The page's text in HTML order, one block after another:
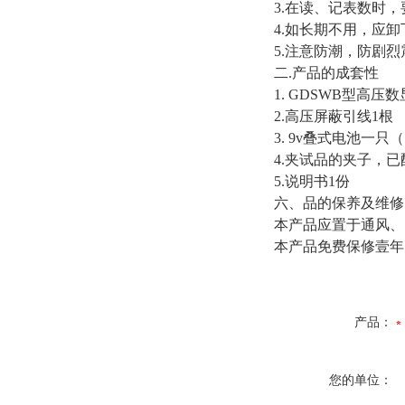
3.在读、记表数时
4.如长期不用，应卸
5.注意防潮，防剧烈
二.产品的成套性
1. GDSWB型高压
2.高压屏蔽引线1根
3. 9v叠式电池一只
4.夹试品的夹子，
5.说明书1份
六、品的保养及
本产品应置于通风
本产品免费保修壹
产品：
您的单位：